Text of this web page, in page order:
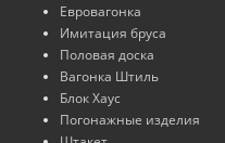
Евровагонка
Имитация бруса
Половая доска
Вагонка Штиль
Блок Хаус
Погонажные изделия